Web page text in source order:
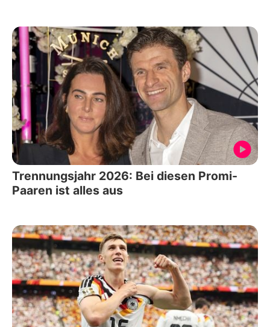
Trennungsjahr 2026: Bei diesen Promi-
Paaren ist alles aus